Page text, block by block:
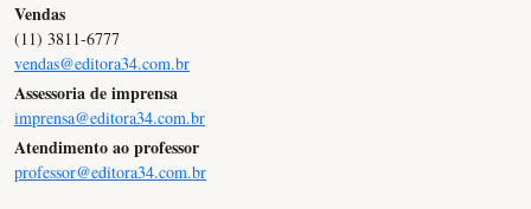
Vendas
(11) 3811-6777
vendas@editora34.com.br
Assessoria de imprensa
imprensa@editora34.com.br
Atendimento ao professor
professor@editora34.com.br